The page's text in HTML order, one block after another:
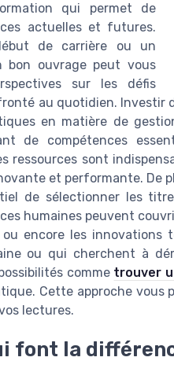
qui permet de
actuelles et futures.
de carrière ou un
bon ouvrage peut vous
sur les défis
au quotidien. Investir
en matière de
de compétences
ressources sont
et performante. De
de sélectionner les
humaines peuvent
encore les innovations
ou qui cherchent à
comme trouver
Cette approche
lectures.
font la